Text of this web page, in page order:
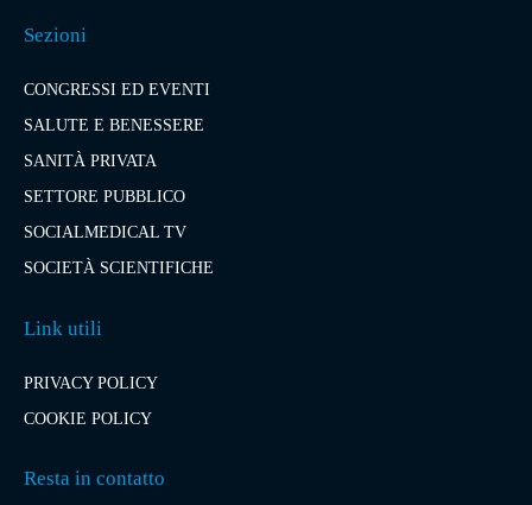
Sezioni
CONGRESSI ED EVENTI
SALUTE E BENESSERE
SANITÀ PRIVATA
SETTORE PUBBLICO
SOCIALMEDICAL TV
SOCIETÀ SCIENTIFICHE
Link utili
PRIVACY POLICY
COOKIE POLICY
Resta in contatto